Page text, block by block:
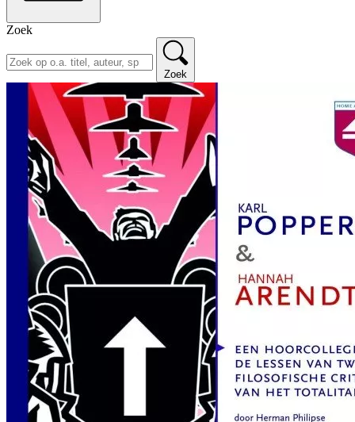
Zoek
Zoek